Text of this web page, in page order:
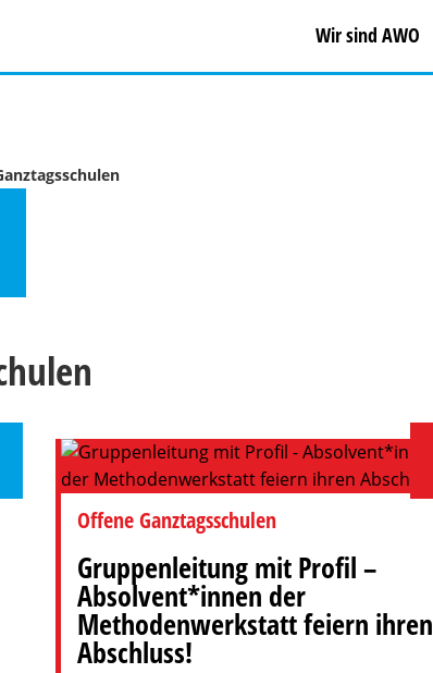
Wir sind AWO
Offene Ganztagsschulen
Gruppenleitung mit Profil –
Absolvent*innen der
Methodenwerkstatt feiern ihren
Abschluss!